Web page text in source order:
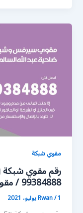
مقوي شبكة
99384888 / مقوي سيرفس 5g
Rwan/1 يوليو، 2021